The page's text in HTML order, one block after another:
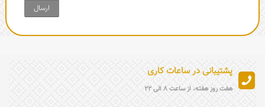
ارسال
پشتیبانی در ساعات کاری
هفت روز هفته، از ساعت 8 الی 22